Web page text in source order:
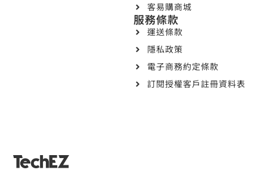
客易購商城
服務條款
運送條款
隱私政策
電子商務約定條款
訂閱授權客戶註冊資料表